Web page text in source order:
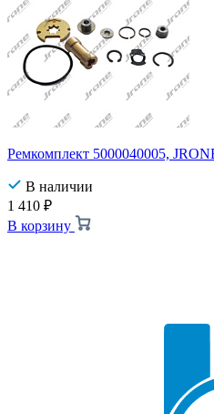
Ремкомплект 5000040005,
В наличии
1 410 ₽
В корзину